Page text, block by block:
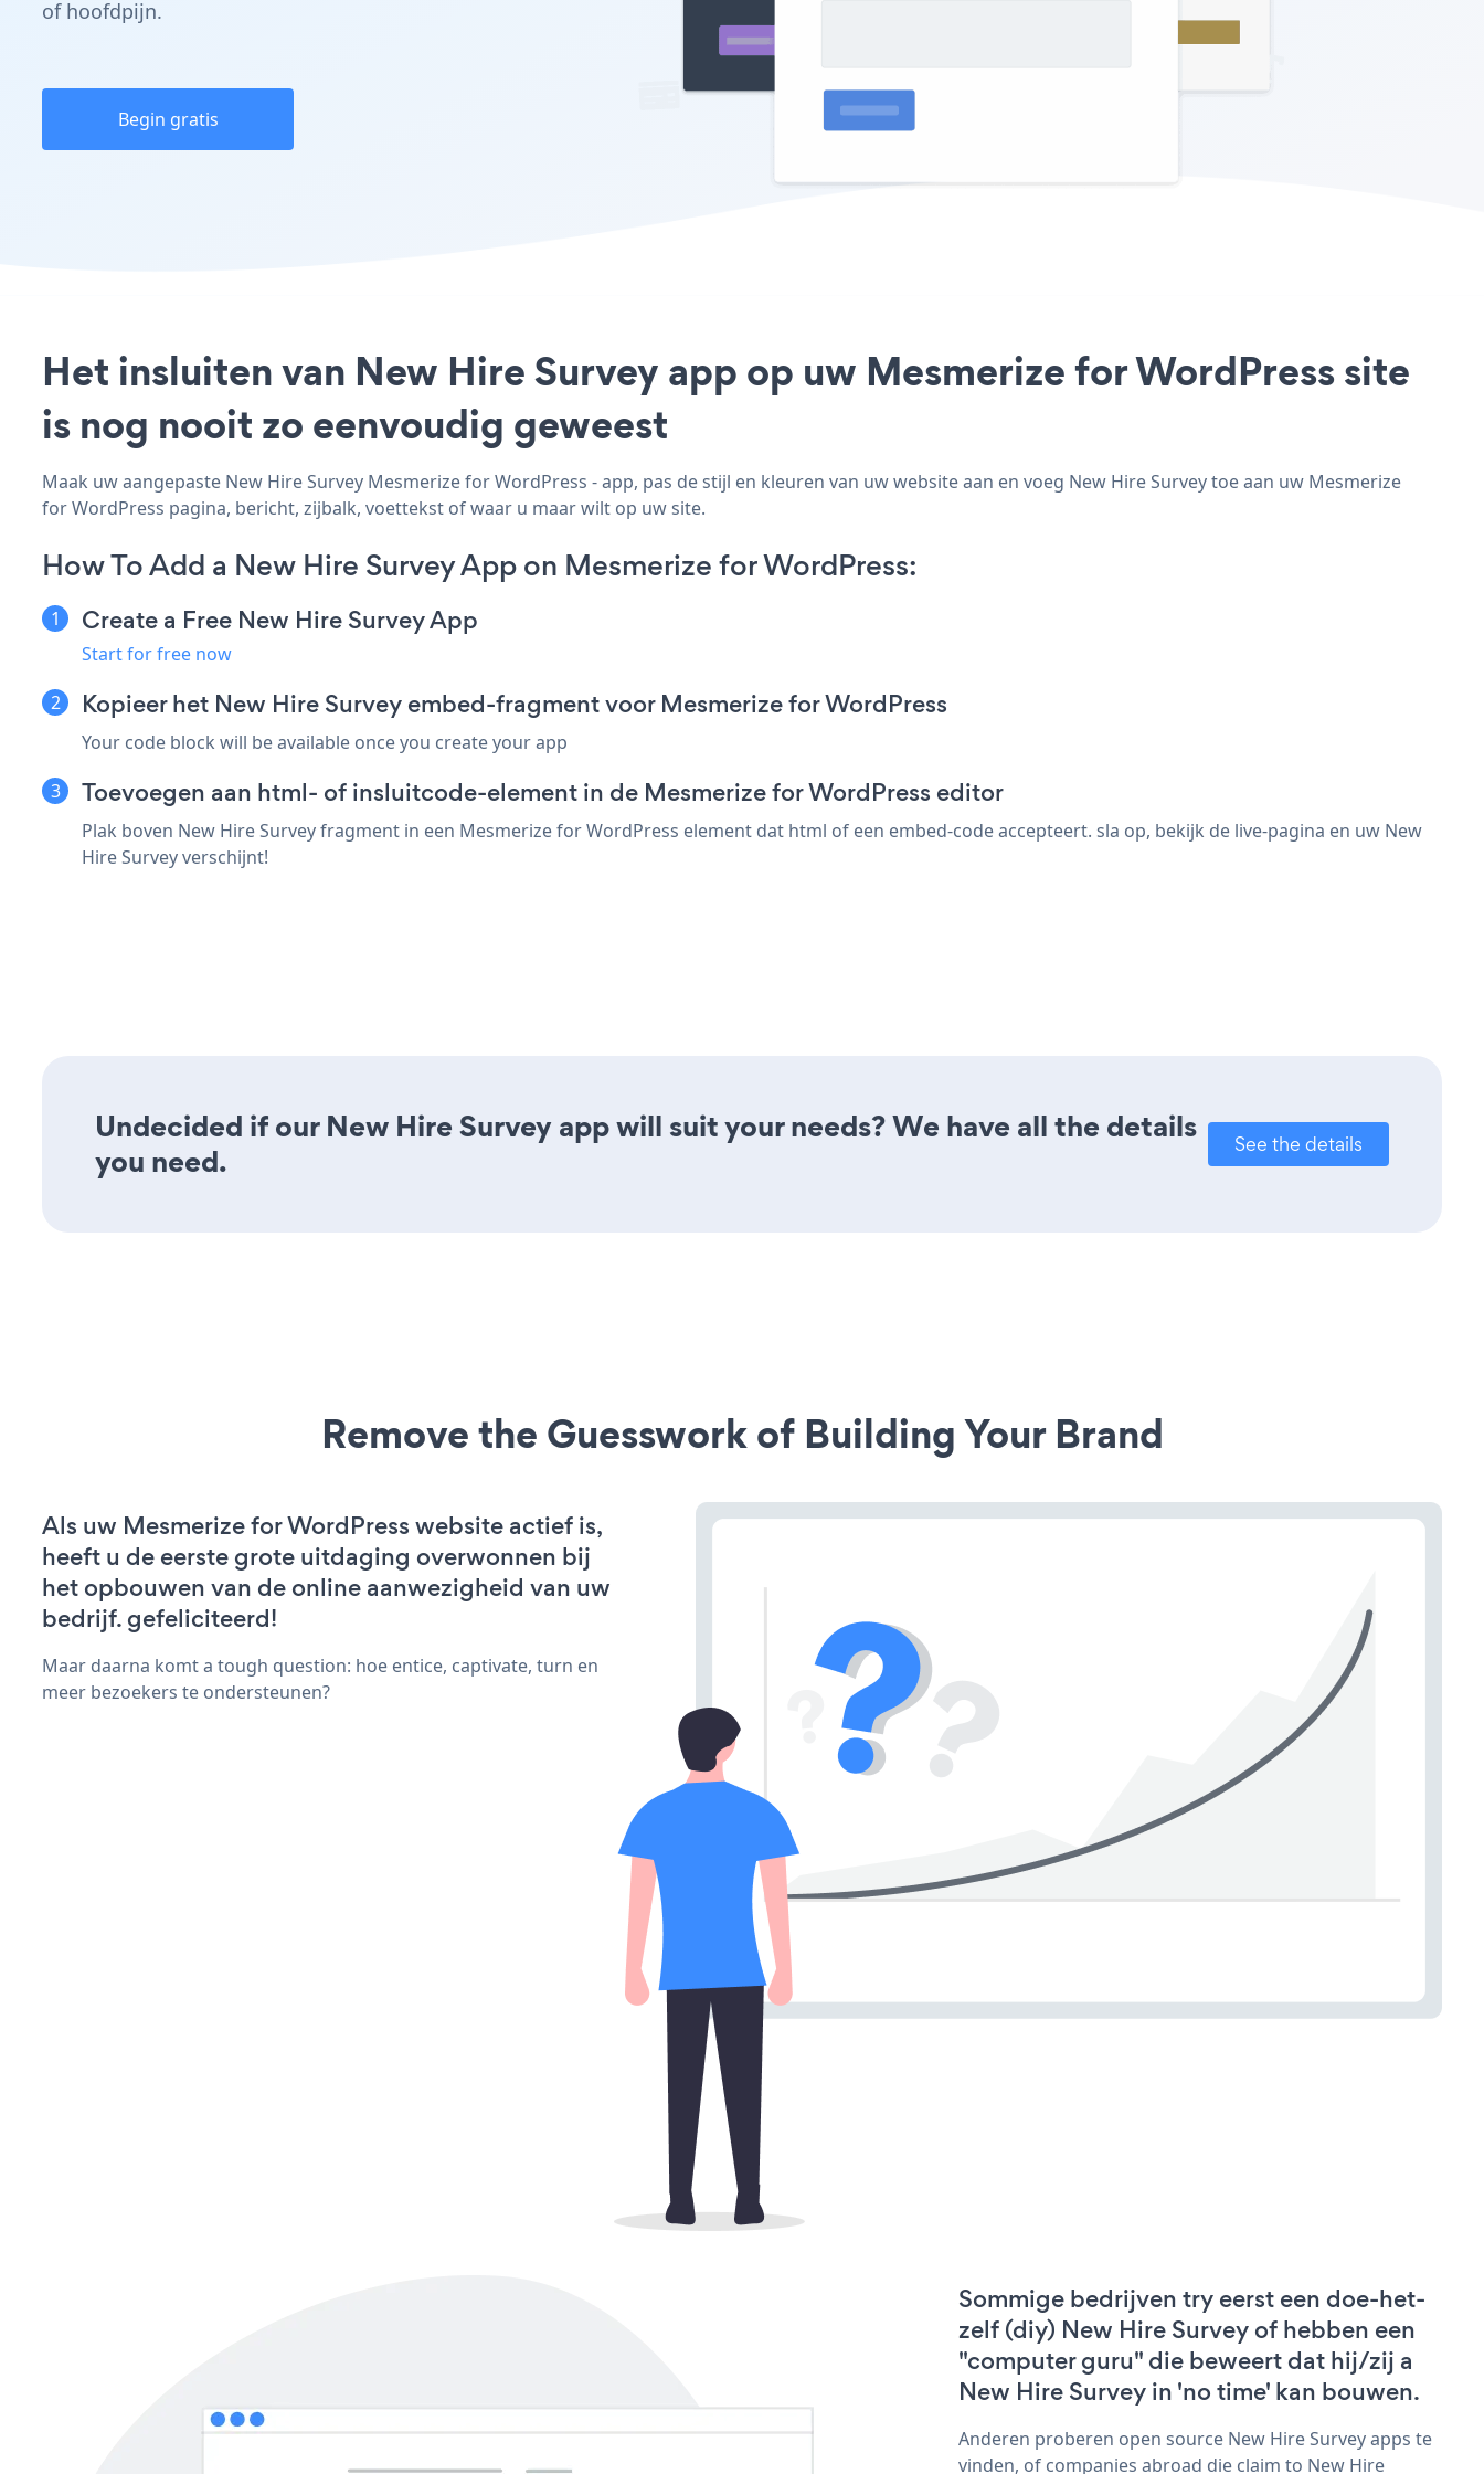
of hoofdpijn.
Begin gratis
Het insluiten van New Hire Survey app op uw Mesmerize for WordPress site
is nog nooit zo eenvoudig geweest
Maak uw aangepaste New Hire Survey Mesmerize for WordPress - app, pas de stijl en kleuren van uw website aan en voeg New Hire Survey toe aan uw Mesmerize
for WordPress pagina, bericht, zijbalk, voettekst of waar u maar wilt op uw site.
How To Add a New Hire Survey App on Mesmerize for WordPress:
Create a Free New Hire Survey App
Start for free now
Kopieer het New Hire Survey embed-fragment voor Mesmerize for WordPress
Your code block will be available once you create your app
Toevoegen aan html- of insluitcode-element in de Mesmerize for WordPress editor
Plak boven New Hire Survey fragment in een Mesmerize for WordPress element dat html of een embed-code accepteert. sla op, bekijk de live-pagina en uw New
Hire Survey verschijnt!
Undecided if our New Hire Survey app will suit your needs? We have all the details
you need.
See the details
Remove the Guesswork of Building Your Brand
Als uw Mesmerize for WordPress website actief is,
heeft u de eerste grote uitdaging overwonnen bij
het opbouwen van de online aanwezigheid van uw
bedrijf. gefeliciteerd!
Maar daarna komt a tough question: hoe entice, captivate, turn en
meer bezoekers te ondersteunen?
Sommige bedrijven try eerst een doe-het-
zelf (diy) New Hire Survey of hebben een
"computer guru" die beweert dat hij/zij a
New Hire Survey in 'no time' kan bouwen.
Anderen proberen open source New Hire Survey apps te
vinden, of companies abroad die claim to New Hire